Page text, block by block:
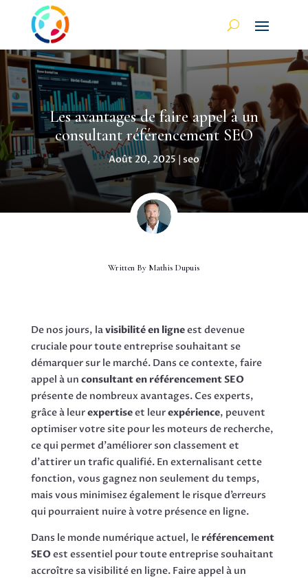
Les avantages de faire appel à un
consultant référencement SEO
Août 20, 2025 | seo
Written By Mathis Dupuis
De nos jours, lavisibilité en ligneest devenue
cruciale pour toute entreprise souhaitant se
démarquer sur le marché. Dans ce contexte, faire
appel à un consultant en référencement SEO
présente de nombreux avantages. Ces experts,
grâce à leurexpertiseet leurexpérience, peuvent
optimiser votre site pour les moteurs de recherche,
ce qui permet d’améliorer son classement et
d’attirer un trafic qualifié. En externalisant cette
fonction, vous gagnez non seulement du temps,
mais vous minimisez également le risque d’erreurs
qui pourraient nuire à votre présence en ligne.
Dans le monde numérique actuel, le référencement
SEOest essentiel pour toute entreprise souhaitant
accroître sa visibilité en ligne. Faire appel à un